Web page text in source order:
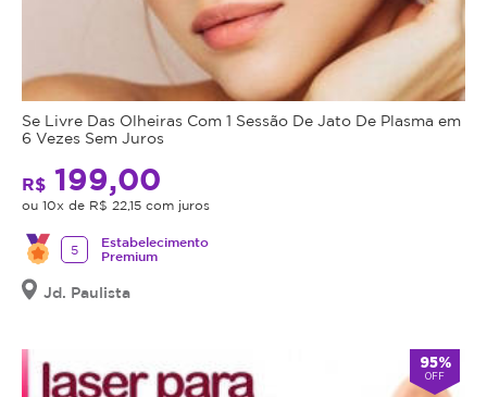
Se Livre Das Olheiras Com 1 Sessão De Jato De Plasma em
6 Vezes Sem Juros
R$ 199,00
ou 10x de R$ 22,15 com juros
5
Estabelecimento
Premium
Jd. Paulista
95%
OFF